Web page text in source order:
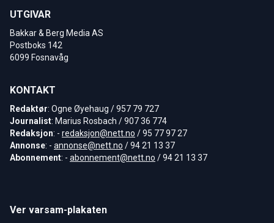
UTGIVAR
Bakkar & Berg Media AS
Postboks 142
6099 Fosnavåg
KONTAKT
Redaktør: Ogne Øyehaug / 957 79 727
Journalist: Marius Rosbach / 907 36 774
Redaksjon: - redaksjon@nett.no / 95 77 97 27
Annonse: - annonse@nett.no / 94 21 13 37
Abonnement: - abonnement@nett.no / 94 21 13 37
Ver varsam-plakaten